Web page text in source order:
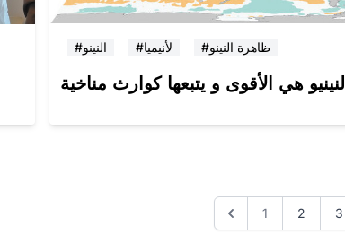
#النينو #لأنيميا #ظاهرة النينو
النينيو هي الأقوى و يتبعها كوارث مناخية
1 2 3